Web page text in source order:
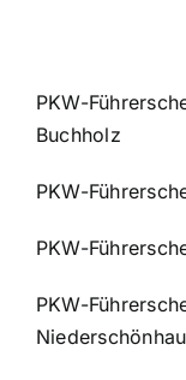
PKW-
Buchholz
PKW-
PKW-
PKW-